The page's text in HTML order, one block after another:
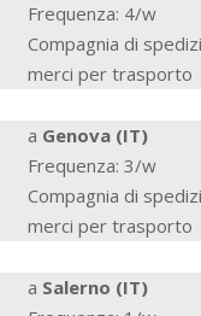
Frequenza: 4/w
Compagnia di
merci per trasporto
a Genova (IT)
Frequenza: 3/w
Compagnia di
merci per trasporto
a Salerno (IT)